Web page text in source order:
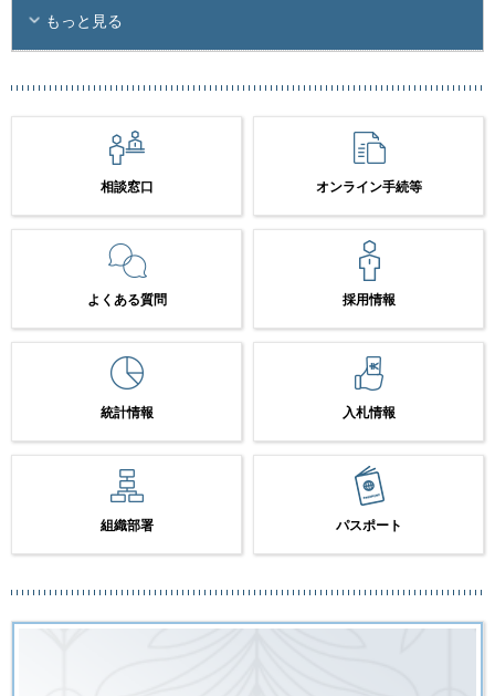
もっと見る
相談窓口 オンライン手続等
よくある質問 採用情報
統計情報 入札情報
組織部署 パスポート